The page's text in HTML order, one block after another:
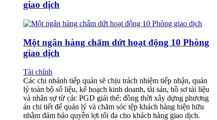
giao dịch
Một ngân hàng chấm dứt hoạt động 10 Phòng
giao dịch
Tài chính
Các chi nhánh tiếp quản sẽ chịu trách nhiệm tiếp nhận, quản
lý toàn bộ số liệu, kế hoạch kinh doanh, tài sản, hồ sơ tài liệu
và nhân sự từ các PGD giải thể; đồng thời xây dựng phương
án chi tiết để quản lý và chăm sóc tệp khách hàng hiện hữu
nhằm đảm bảo quyền lợi tối đa cho khách hàng giao dịch.